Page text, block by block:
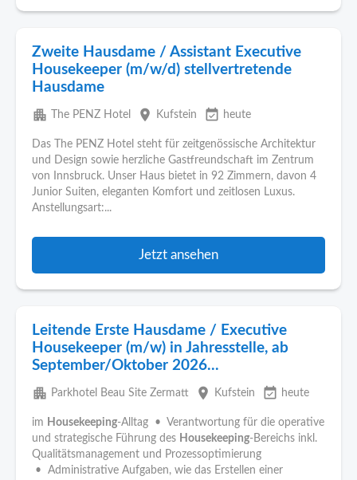
Zweite Hausdame / Assistant Executive
Housekeeper (m/w/d) stellvertretende
Hausdame
apartment The PENZ Hotel place Kufstein event_available heute
Das The PENZ Hotel steht für zeitgenössische Architektur
und Design sowie herzliche Gastfreundschaft im Zentrum
von Innsbruck. Unser Haus bietet in 92 Zimmern, davon 4
Junior Suiten, eleganten Komfort und zeitlosen Luxus.
Anstellungsart:...
Jetzt ansehen
Leitende Erste Hausdame / Executive
Housekeeper (m/w) in Jahresstelle, ab
September/Oktober 2026...
apartment Parkhotel Beau Site Zermatt place Kufstein event_available heute
im Housekeeping-Alltag • Verantwortung für die operative
und strategische Führung des Housekeeping-Bereichs inkl.
Qualitätsmanagement und Prozessoptimierung
• Administrative Aufgaben, wie das Erstellen einer